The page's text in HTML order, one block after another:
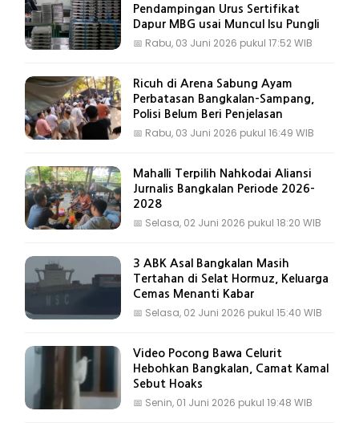
Pendampingan Urus Sertifikat
Dapur MBG usai Muncul Isu Pungli
📅 Rabu, 03 Juni 2026 pukul 17:52 WIB
Ricuh di Arena Sabung Ayam
Perbatasan Bangkalan-Sampang,
Polisi Belum Beri Penjelasan
📅 Rabu, 03 Juni 2026 pukul 16:49 WIB
Mahalli Terpilih Nahkodai Aliansi
Jurnalis Bangkalan Periode 2026-
2028
📅 Selasa, 02 Juni 2026 pukul 18:20 WIB
3 ABK Asal Bangkalan Masih
Tertahan di Selat Hormuz, Keluarga
Cemas Menanti Kabar
📅 Selasa, 02 Juni 2026 pukul 15:40 WIB
Video Pocong Bawa Celurit
Hebohkan Bangkalan, Camat Kamal
Sebut Hoaks
📅 Senin, 01 Juni 2026 pukul 19:48 WIB